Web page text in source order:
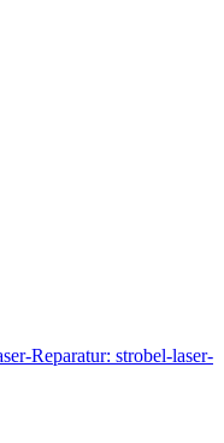
Reparatur: strobel-laser-